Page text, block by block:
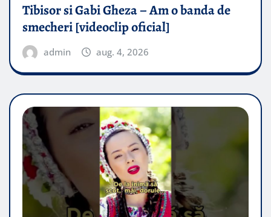
Tibisor si Gabi Gheza – Am o banda de
smecheri [videoclip oficial]
admin aug. 4, 2026